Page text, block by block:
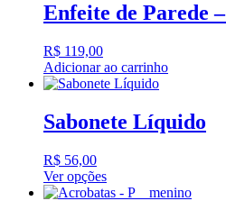
Enfeite de Parede
R$ 119,00
Adicionar ao carrinho
Sabonete Líquido
R$ 56,00
Ver opções
Este